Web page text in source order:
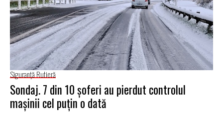
Siguranţă Rutieră
Sondaj. 7 din 10 şoferi au pierdut controlul
maşinii cel puţin o dată